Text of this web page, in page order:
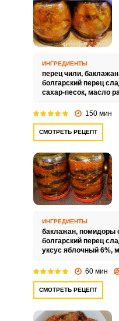
ИНГРЕДИЕНТЫ
перец чили,
болгарский перец
сахар-песок, масло
150 мин
СМОТРЕТЬ РЕЦЕПТ
ИНГРЕДИЕНТЫ
баклажан, помидоры
болгарский перец
уксус яблочный 6%,
60 мин
СМОТРЕТЬ РЕЦЕПТ